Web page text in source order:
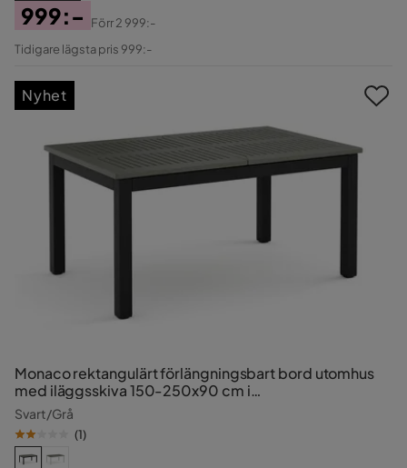
Pris
999:-
Original
Förr2 999:-
Tidigare lägsta pris 999:-
Monaco rektangulärt förlängningsbart bord utomhus
med iläggsskiva 150-250x90 cm i
aluminium/metall/plast
Svart/Grå
(1)
Nyhet